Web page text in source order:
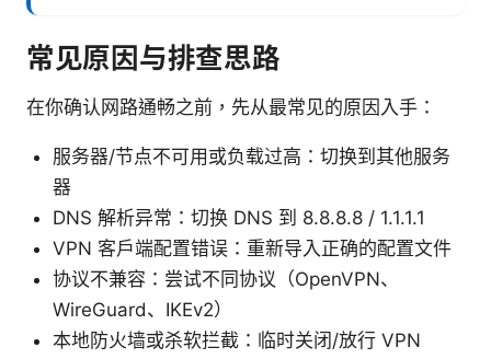
常见原因与排查思路
在你确认网路通畅之前，先从最常见的原因入手：
服务器/节点不可用或负载过高：切换到其他服务
器
DNS 解析异常：切换 DNS 到 8.8.8.8 / 1.1.1.1
VPN 客户端配置错误：重新导入正确的配置文件
协议不兼容：尝试不同协议（OpenVPN、
WireGuard、IKEv2）
本地防火墙或杀软拦截：临时关闭/放行 VPN